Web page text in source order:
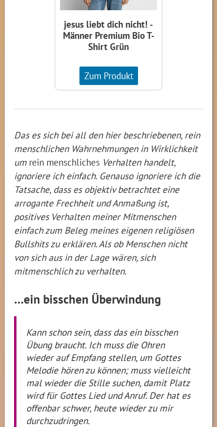
jesus liebt dich nicht! -
Männer Premium Bio T-
Shirt Grün
Zum Produkt
Das es sich bei all den hier beschriebenen, rein
menschlichen Wahrnehmungen in Wirklichkeit
um rein menschliches Verhalten handelt,
ignoriere ich einfach. Genauso ignoriere ich die
Tatsache, dass es objektiv betrachtet eine
arrogante Frechheit und Anmaßung ist,
positives Verhalten meiner Mitmenschen
einfach zum Beleg meines eigenen religiösen
Bullshits zu erklären. Als ob Menschen nicht
von sich aus in der Lage wären, sich
mitmenschlich zu verhalten.
…ein bisschen Überwindung
Kann schon sein, dass das ein bisschen
Übung braucht. Ich muss die Ohren
wieder auf Empfang stellen, um Gottes
Melodie hören zu können; muss vielleicht
mal wieder die Stille suchen, damit Platz
wird für Gottes Lied und Anruf. Der hat es
offenbar schwer, heute wieder zu mir
durchzudringen.